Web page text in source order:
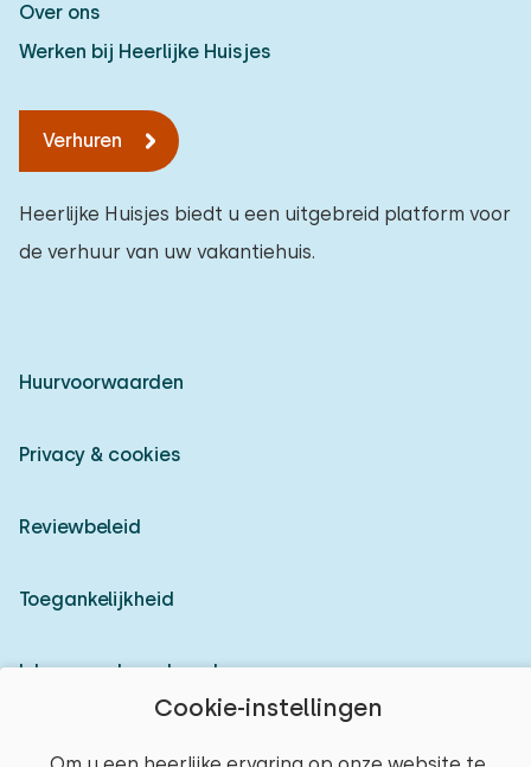
Cookie-instellingen
Over ons
Werken bij Heerlijke Huisjes
Verhuren
Heerlijke Huisjes biedt u een uitgebreid platform voor
de verhuur van uw vakantiehuis.
Huurvoorwaarden
Privacy & cookies
Reviewbeleid
Toegankelijkheid
Inloggen als verhuurder